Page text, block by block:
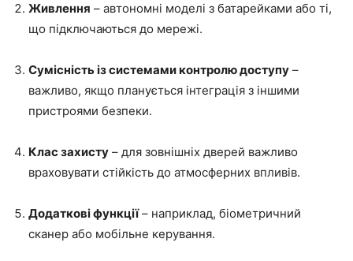
Живлення – автономні моделі з батарейками або ті,
що підключаються до мережі.
Сумісність із системами контролю доступу –
важливо, якщо планується інтеграція з іншими
пристроями безпеки.
Клас захисту – для зовнішніх дверей важливо
враховувати стійкість до атмосферних впливів.
Додаткові функції– наприклад, біометричний
сканер або мобільне керування.